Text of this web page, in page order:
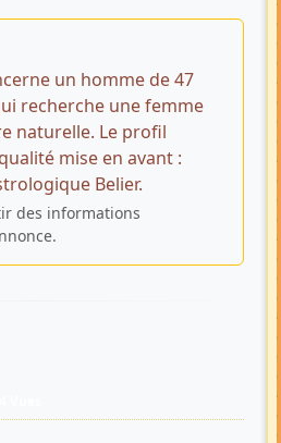
un homme de 47
recherche une femme
naturelle. Le profil
mise en avant :
Belier.
des informations